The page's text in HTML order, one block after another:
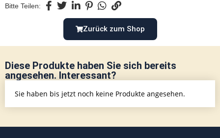
Bitte Teilen:
Zurück zum Shop
Diese Produkte haben Sie sich bereits
angesehen. Interessant?
Sie haben bis jetzt noch keine Produkte angesehen.